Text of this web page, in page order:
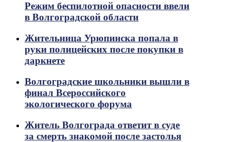
Режим беспилотной опасности ввели
в Волгоградской области
Жительница Урюпинска попала в
руки полицейских после покупки в
даркнете
Волгоградские школьники вышли в
финал Всероссийского
экологического форума
Житель Волгограда ответит в суде
за смерть знакомой после застолья